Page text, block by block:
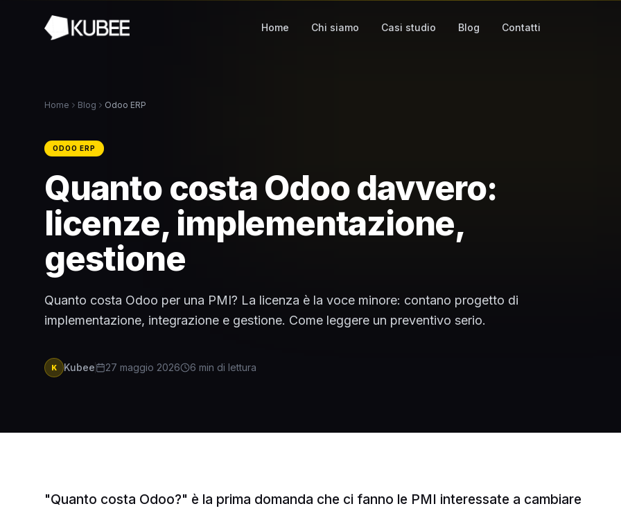
Home Chi siamo Casi studio Blog Contatti
Home Blog Odoo ERP
ODOO ERP
Quanto costa Odoo davvero:
licenze, implementazione,
gestione
Quanto costa Odoo per una PMI? La licenza è la voce minore: contano progetto di
implementazione, integrazione e gestione. Come leggere un preventivo serio.
K Kubee 27 maggio 2026 6 min di lettura
"Quanto costa Odoo?" è la prima domanda che ci fanno le PMI interessate a cambiare